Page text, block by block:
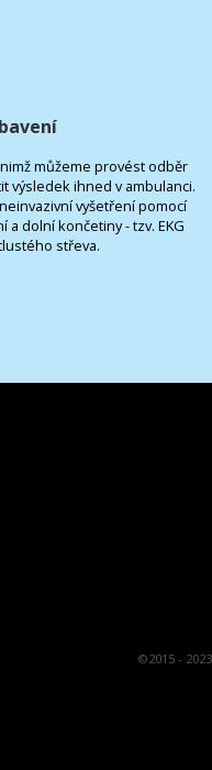
můžeme provést odběr
výsledek ihned v ambulanci.
vyšetření pomocí
dolní končetiny - tzv. EKG
střeva.
©2015 - 2023